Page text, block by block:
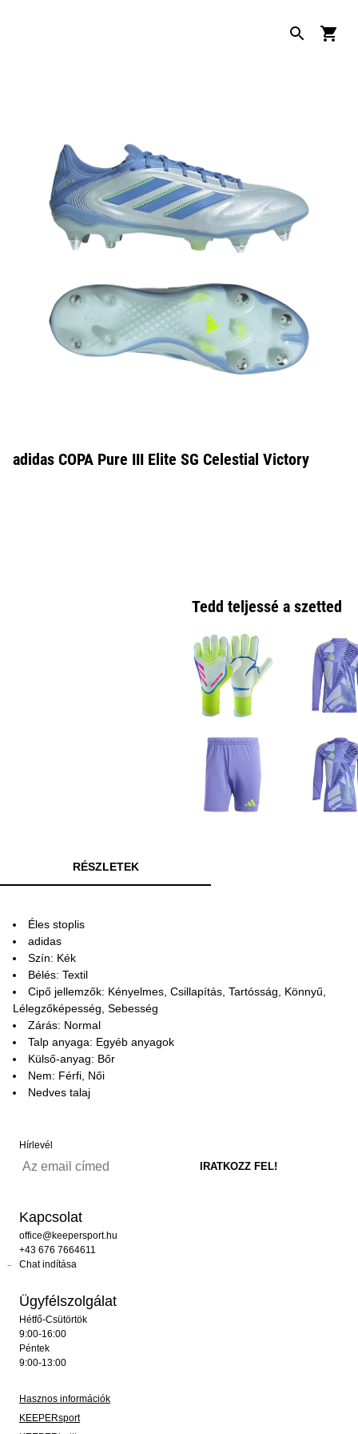
adidas COPA Pure III Elite SG Celestial Victory
Tedd teljessé a szetted
RÉSZLETEK
Éles stoplis
adidas
Szín: Kék
Bélés: Textil
Cipő jellemzők: Kényelmes, Csillapítás, Tartósság, Könnyű,
Lélegzőképesség, Sebesség
Zárás: Normal
Talp anyaga: Egyéb anyagok
Külső-anyag: Bőr
Nem: Férfi, Női
Nedves talaj
Hírlevél
Kapcsolat
office@keepersport.hu
+43 676 7664611
Chat indítása
Ügyfélszolgálat
Hétfő-Csütörtök
9:00-16:00
Péntek
9:00-13:00
Hasznos információk
KEEPERsport